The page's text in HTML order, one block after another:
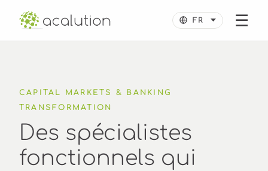
☰
CAPITAL MARKETS & BANKING
TRANSFORMATION
Des spécialistes
fonctionnels qui